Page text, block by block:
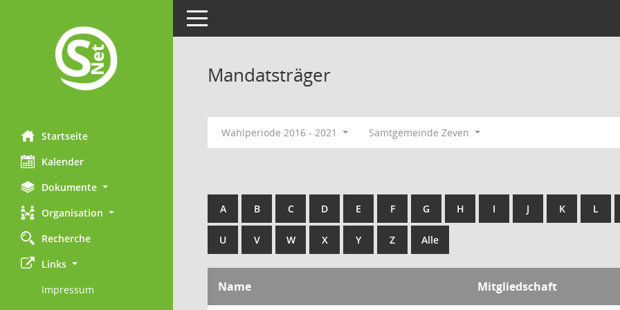
Startseite
Kalender
Dokumente
Organisation
Recherche
Links
Impressum
Toggle navigation
Mandatsträger
Wahlperiode 2016 - 2021 Samtgemeinde Zeven
A B C D E F G H I J K L
U V W X Y Z Alle
Name Mitgliedschaft